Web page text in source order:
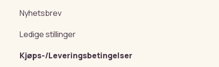
Nyhetsbrev
Ledige stillinger
Kjøps-/Leveringsbetingelser